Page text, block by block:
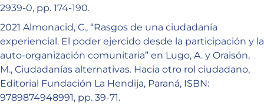
2939-0, pp. 174-190.
2021 Almonacid, C., “Rasgos de una ciudadanía
experiencial. El poder ejercido desde la participación y la
auto-organización comunitaria” en Lugo, A. y Oraisón,
M., Ciudadanías alternativas. Hacia otro rol ciudadano,
Editorial Fundación La Hendija, Paraná, ISBN:
9789874948991, pp. 39-71.